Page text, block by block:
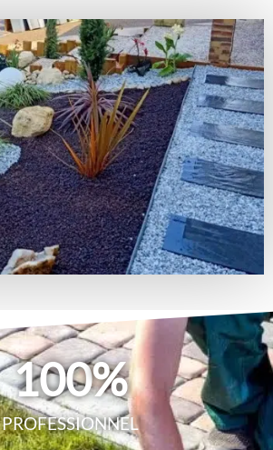
PROFESSIONNEL
100%